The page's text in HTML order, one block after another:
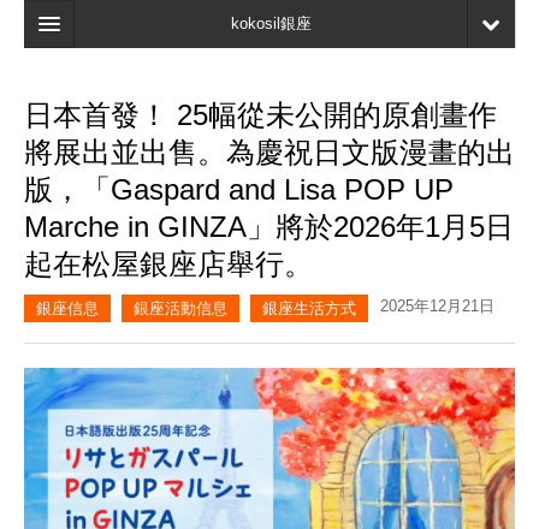
kokosil銀座
搜索
最新信息
口碑
我的頁面
書簽
日本首發！ 25幅從未公開的原創畫作
將展出並出售。為慶祝日文版漫畫的出
版，「Gaspard and Lisa POP UP
Marche in GINZA」將於2026年1月5日
起在松屋銀座店舉行。
銀座信息 銀座活動信息 銀座生活方式 2025年12月21日